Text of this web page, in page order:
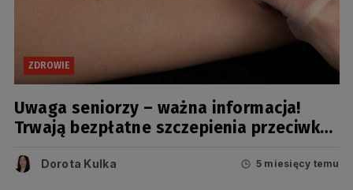
ZDROWIE
Uwaga seniorzy – ważna informacja!
Trwają bezpłatne szczepienia przeciwko
Dorota Kulka 5 miesięcy temu